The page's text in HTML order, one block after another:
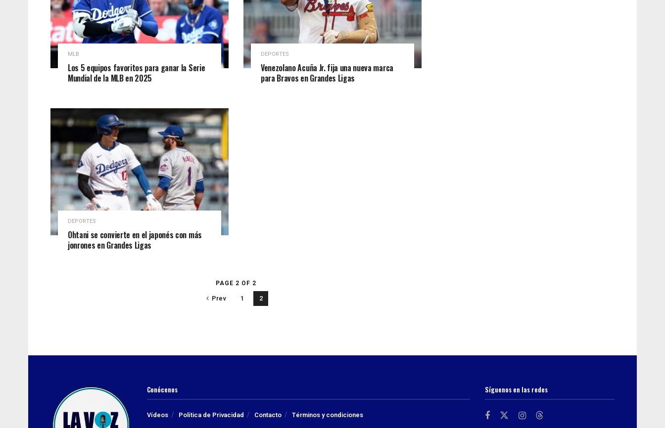
MLB
Los 5 equipos favoritos para ganar la Serie
Mundial de la MLB en 2025
DEPORTES
Venezolano Acuña Jr. fija una nueva marca
para Bravos en Grandes Ligas
DEPORTES
Ohtani se convierte en el japonés con más
jonrones en Grandes Ligas
PAGE 2 OF 2
Prev 1 2
Conócenos
Vídeos Política de Privacidad Contacto Términos y condiciones
Síguenos en las redes